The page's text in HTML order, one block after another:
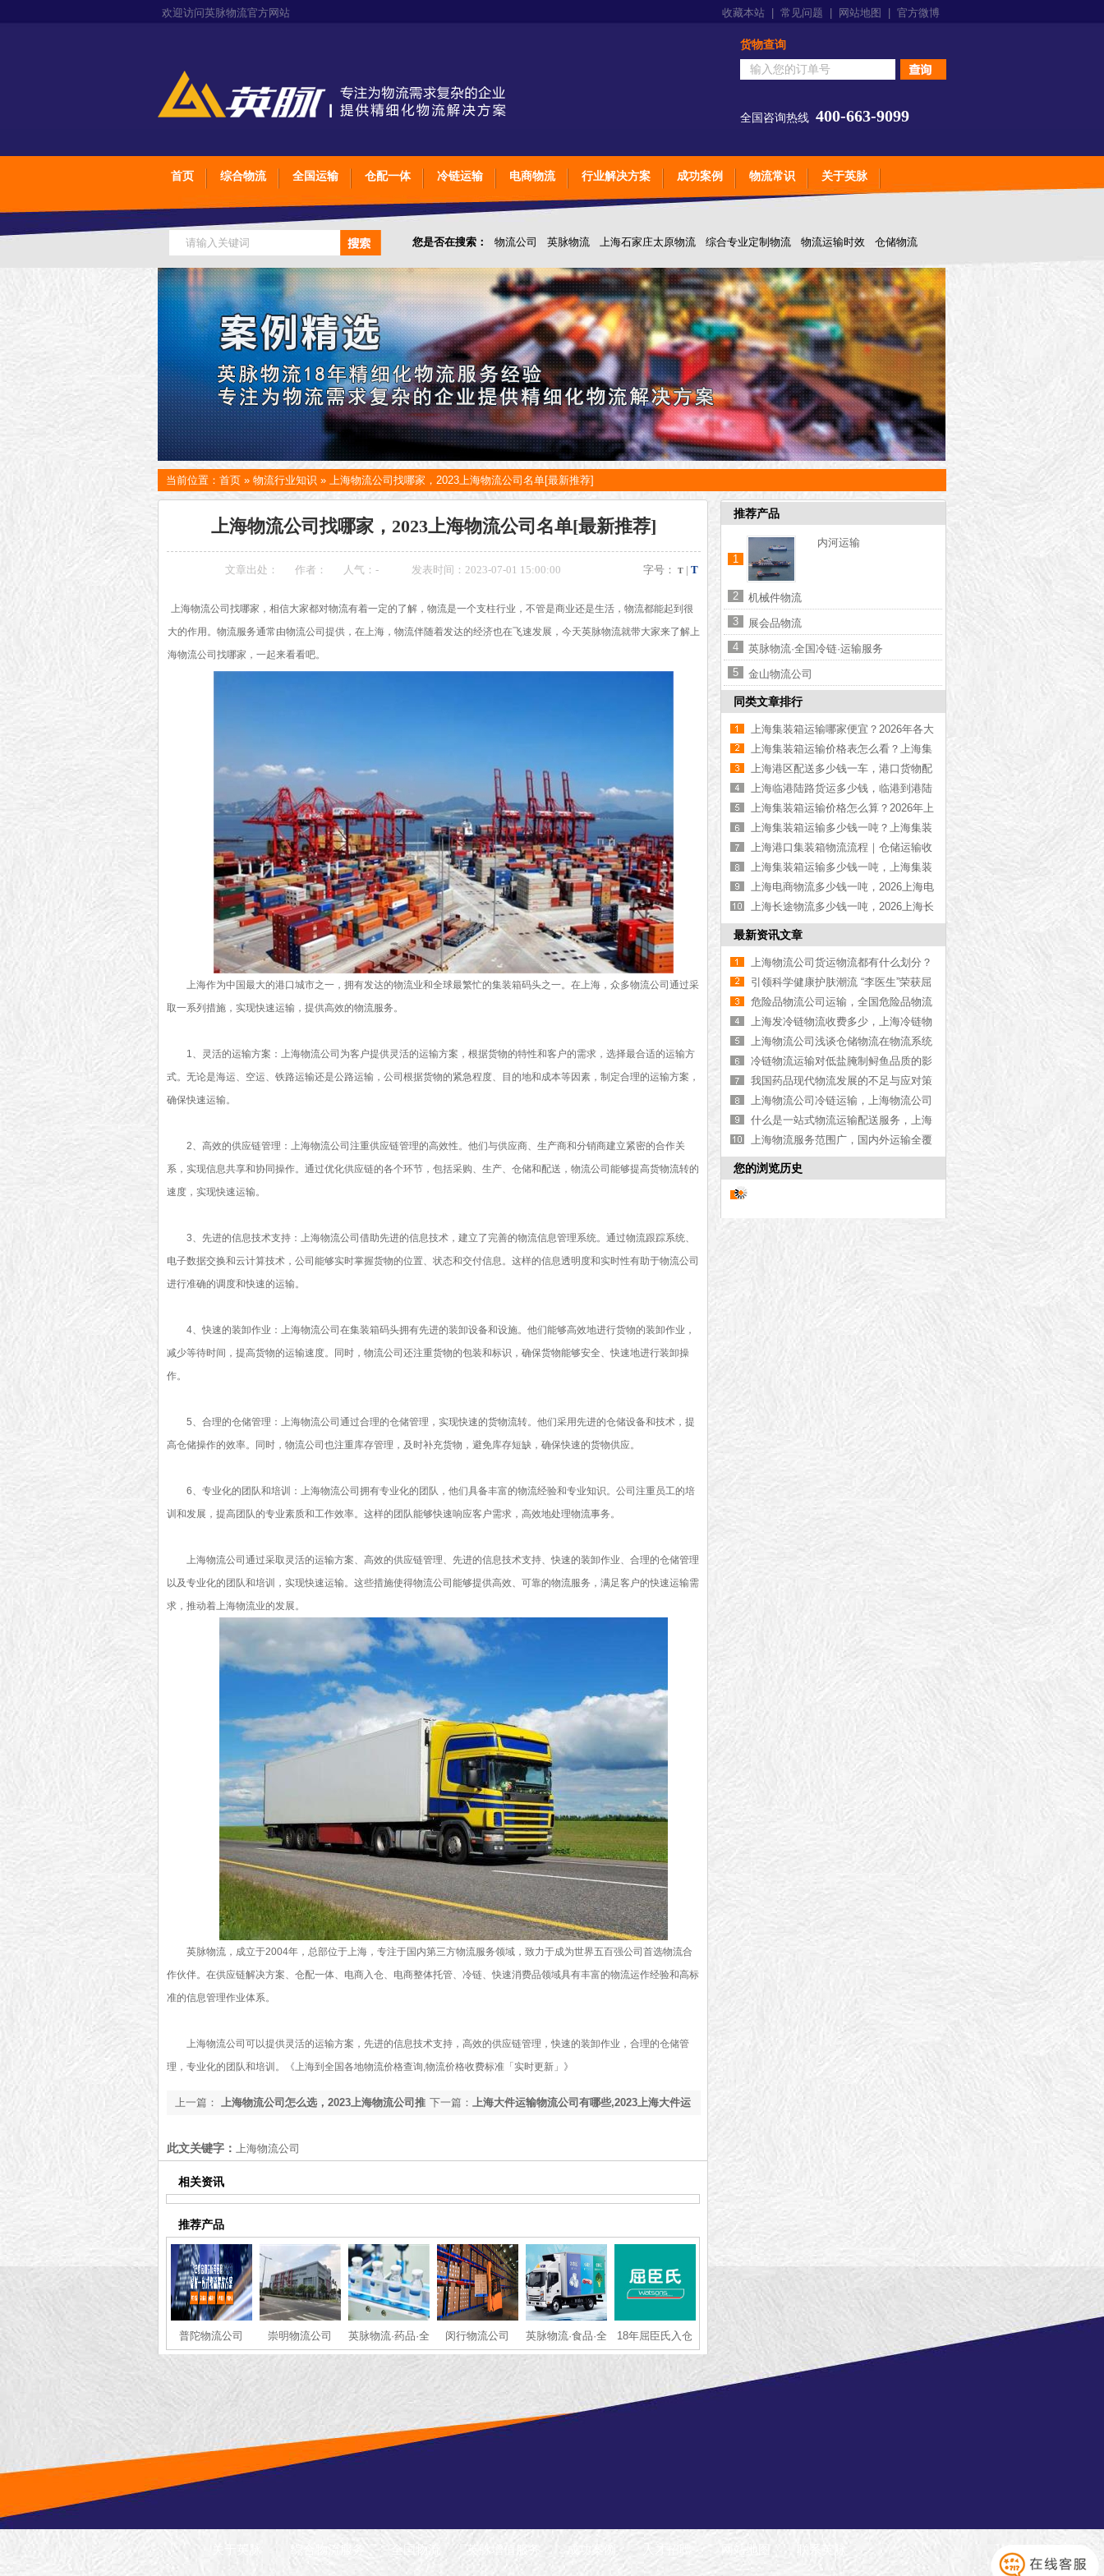
欢迎访问英脉物流官方网站 收藏本站 常见问题 网站地图 官方微博
货物查询
全国咨询热线 400-663-9099
首页 综合物流 全国运输 仓配一体 冷链运输 电商物流 行业解决方案 成功案例 物流常识 关于英脉
您是否在搜索： 物流公司 英脉物流 上海石家庄太原物流 综合专业定制物流 物流运输时效 仓储物流
仓储综合专业定制物流 上海石家庄太原综合专业定制物流
当前位置： 首页 » 物流行业知识 » 上海物流公司找哪家，2023上海物流公司名单[最新推荐]
上海物流公司找哪家，2023上海物流公司名单[最新推荐]
字号： T | T
文章出处： 作者： 人气： - 发表时间：2023-07-01 15:00:00
上海物流公司 找哪家，相信大家都对物流有着一定的了解，物流是一个支柱行业，不管是商业还是生活，物流都能起到很
大的作用。物流服务通常由物流公司提供，在上海，物流伴随着发达的经济也在飞速发展，今天英脉物流就带大家来了解上
海物流公司找哪家，一起来看看吧。
上海作为中国最大的港口城市之一，拥有发达的物流业和全球最繁忙的集装箱码头之一。在上海，众多物流公司通过采
取一系列措施，实现快速运输，提供高效的物流服务。
1、灵活的运输方案：上海物流公司为客户提供灵活的运输方案，根据货物的特性和客户的需求，选择最合适的运输方
式。无论是海运、空运、铁路运输还是公路运输，公司根据货物的紧急程度、目的地和成本等因素，制定合理的运输方案，
确保快速运输。
2、高效的供应链管理：上海物流公司注重供应链管理的高效性。他们与供应商、生产商和分销商建立紧密的合作关
系，实现信息共享和协同操作。通过优化供应链的各个环节，包括采购、生产、仓储和配送，物流公司能够提高货物流转的
速度，实现快速运输。
3、先进的信息技术支持：上海物流公司借助先进的信息技术，建立了完善的物流信息管理系统。通过物流跟踪系统、
电子数据交换和云计算技术，公司能够实时掌握货物的位置、状态和交付信息。这样的信息透明度和实时性有助于物流公司
进行准确的调度和快速的运输。
4、快速的装卸作业：上海物流公司在集装箱码头拥有先进的装卸设备和设施。他们能够高效地进行货物的装卸作业，
减少等待时间，提高货物的运输速度。同时，物流公司还注重货物的包装和标识，确保货物能够安全、快速地进行装卸操
作。
5、合理的仓储管理：上海物流公司通过合理的仓储管理，实现快速的货物流转。他们采用先进的仓储设备和技术，提
高仓储操作的效率。同时，物流公司也注重库存管理，及时补充货物，避免库存短缺，确保快速的货物供应。
6、专业化的团队和培训：上海物流公司拥有专业化的团队，他们具备丰富的物流经验和专业知识。公司注重员工的培
训和发展，提高团队的专业素质和工作效率。这样的团队能够快速响应客户需求，高效地处理物流事务。
上海物流公司通过采取灵活的运输方案、高效的供应链管理、先进的信息技术支持、快速的装卸作业、合理的仓储管理
以及专业化的团队和培训，实现快速运输。这些措施使得物流公司能够提供高效、可靠的物流服务，满足客户的快速运输需
求，推动着上海物流业的发展。
英脉物流，成立于2004年，总部位于上海，专注于国内第三方物流服务领域，致力于成为世界五百强公司首选物流合
作伙伴。在供应链解决方案、仓配一体、电商入仓、电商整体托管、冷链、快速消费品领域具有丰富的物流运作经验和高标
准的信息管理作业体系。
上海物流公司可以提供灵活的运输方案，先进的信息技术支持，高效的供应链管理，快速的装卸作业，合理的仓储管
理，专业化的团队和培训。
《上海到全国各地物流价格查询,物流价格收费标准「实时更新」》
下一篇： 上海大件运输物流公司有哪些,2023上海大件运
上一篇： 上海物流公司怎么选，2023上海物流公司推
此文关键字： 上海物流公司
相关资讯
推荐产品
普陀物流公司 崇明物流公司
英脉物流·药品·全
国冷链运输
闵行物流公司
英脉物流·食品·全
国冷链运输
18年屈臣氏入仓
物流仓储配送经
推荐产品
1
内河运输
2
机械件物流
3
展会品物流
4
英脉物流·全国冷链·运输服务
5
金山物流公司
同类文章排行
上海集装箱运输哪家便宜？2026年各大
物流公司推荐【最新更新】
上海集装箱运输价格表怎么看？上海集
装箱运输价格指南【最新更新】
上海港区配送多少钱一车，港口货物配
送服务收费价格表【含最新报价】
上海临港陆路货运多少钱，临港到港陆
路运输收费标准【含价格表】
上海集装箱运输价格怎么算？2026年上
海集装箱运输价格指南【最新更新】
上海集装箱运输多少钱一吨？上海集装
箱运输价格（含价格表）
上海港口集装箱物流流程｜仓储运输收
费标准2026｜港口物流【行业百科】
上海集装箱运输多少钱一吨，上海集装
箱运输价格（含价格表）
上海电商物流多少钱一吨，2026上海电
商物流价格【含最新价格】
上海长途物流多少钱一吨，2026上海长
途物流价格【含最新价格】
最新资讯文章
上海物流公司货运物流都有什么划分？
2021上海物流都有哪些类型
引领科学健康护肤潮流 “李医生”荣获屈
臣氏美肤奖项
危险品物流公司运输，全国危险品物流
公司推荐【今日推荐】
上海发冷链物流收费多少，上海冷链物
流价格详情[今日更新]
上海物流公司浅谈仓储物流在物流系统
中的角色
冷链物流运输对低盐腌制鲟鱼品质的影
响
我国药品现代物流发展的不足与应对策
略思考
上海物流公司冷链运输，上海物流公司
运输方式【行业百科】
什么是一站式物流运输配送服务，上海
物流公司告诉您
上海物流服务范围广，国内外运输全覆
盖【全网推荐】
您的浏览历史
全国物流 英脉增值服务 人才招聘